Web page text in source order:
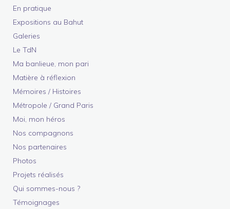
En pratique
Expositions au Bahut
Galeries
Le TdN
Ma banlieue, mon pari
Matière à réflexion
Mémoires / Histoires
Métropole / Grand Paris
Moi, mon héros
Nos compagnons
Nos partenaires
Photos
Projets réalisés
Qui sommes-nous ?
Témoignages